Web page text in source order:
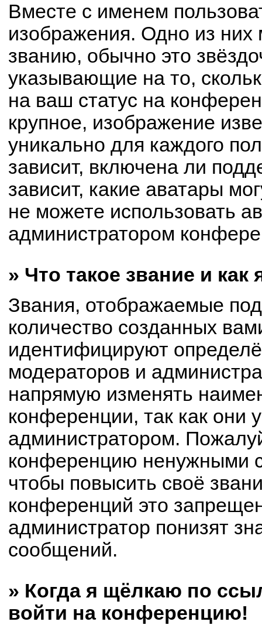
Вместе с именем
изображения. Одно из них
званию, обычно это
указывающие на то,
на ваш статус на
крупное, изображение
уникально для каждого
зависит, включена ли
зависит, какие аватары
не можете использовать
администратором
» Что такое звание и как
Звания, отображаемые
количество созданных
идентифицируют
модераторов и
напрямую изменять
конференции, так как они
администратором.
конференцию ненужными
чтобы повысить своё
конференций это
администратор понизят
сообщений.
» Когда я щёлкаю по
войти на конференцию!